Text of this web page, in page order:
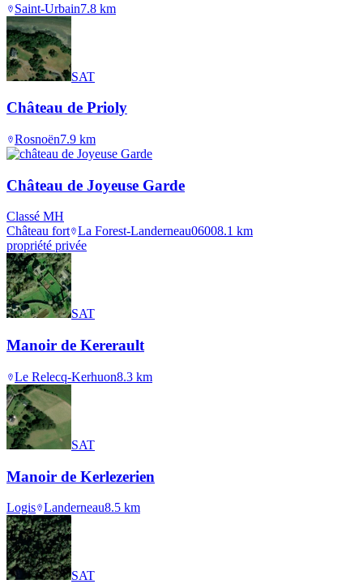
Saint-Urbain7.8 km
SAT
Château de Prioly
Rosnoën7.9 km
Château de Joyeuse Garde
Classé MH
Château fort La Forest-Landerneau06008.1 km
propriété privée
SAT
Manoir de Kererault
Le Relecq-Kerhuon8.3 km
SAT
Manoir de Kerlezerien
Logis Landerneau8.5 km
SAT